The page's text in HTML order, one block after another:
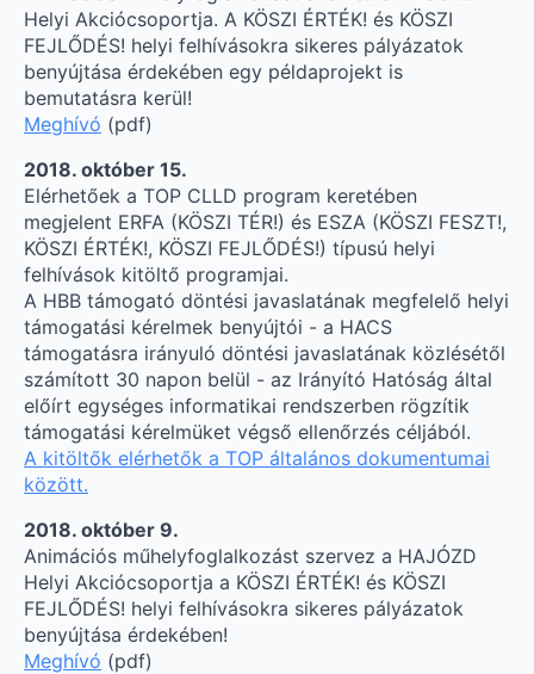
Helyi Akciócsoportja. A KÖSZI ÉRTÉK! és KÖSZI
FEJLŐDÉS! helyi felhívásokra sikeres pályázatok
benyújtása érdekében egy példaprojekt is
bemutatásra kerül!
Meghívó (pdf)
2018. október 15.
Elérhetőek a TOP CLLD program keretében
megjelent ERFA (KÖSZI TÉR!) és ESZA (KÖSZI FESZT!,
KÖSZI ÉRTÉK!, KÖSZI FEJLŐDÉS!) típusú helyi
felhívások kitöltő programjai.
A HBB támogató döntési javaslatának megfelelő helyi
támogatási kérelmek benyújtói - a HACS
támogatásra irányuló döntési javaslatának közlésétől
számított 30 napon belül - az Irányító Hatóság által
előírt egységes informatikai rendszerben rögzítik
támogatási kérelmüket végső ellenőrzés céljából.
A kitöltők elérhetők a TOP általános dokumentumai
között.
2018. október 9.
Animációs műhelyfoglalkozást szervez a HAJÓZD
Helyi Akciócsoportja a KÖSZI ÉRTÉK! és KÖSZI
FEJLŐDÉS! helyi felhívásokra sikeres pályázatok
benyújtása érdekében!
Meghívó (pdf)